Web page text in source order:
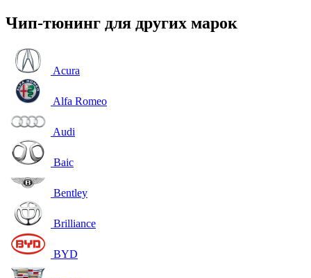
Чип-тюнинг для других марок
Acura
Alfa Romeo
Audi
Baic
Bentley
Brilliance
BYD